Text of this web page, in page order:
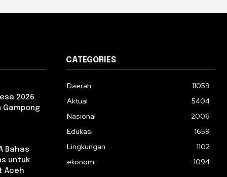
2026
Gampong
Bahas
untuk
Aceh
CATEGORIES
Daerah
11059
Aktual
5404
Nasional
2006
Edukasi
1659
Lingkungan
1102
ekonomi
1094